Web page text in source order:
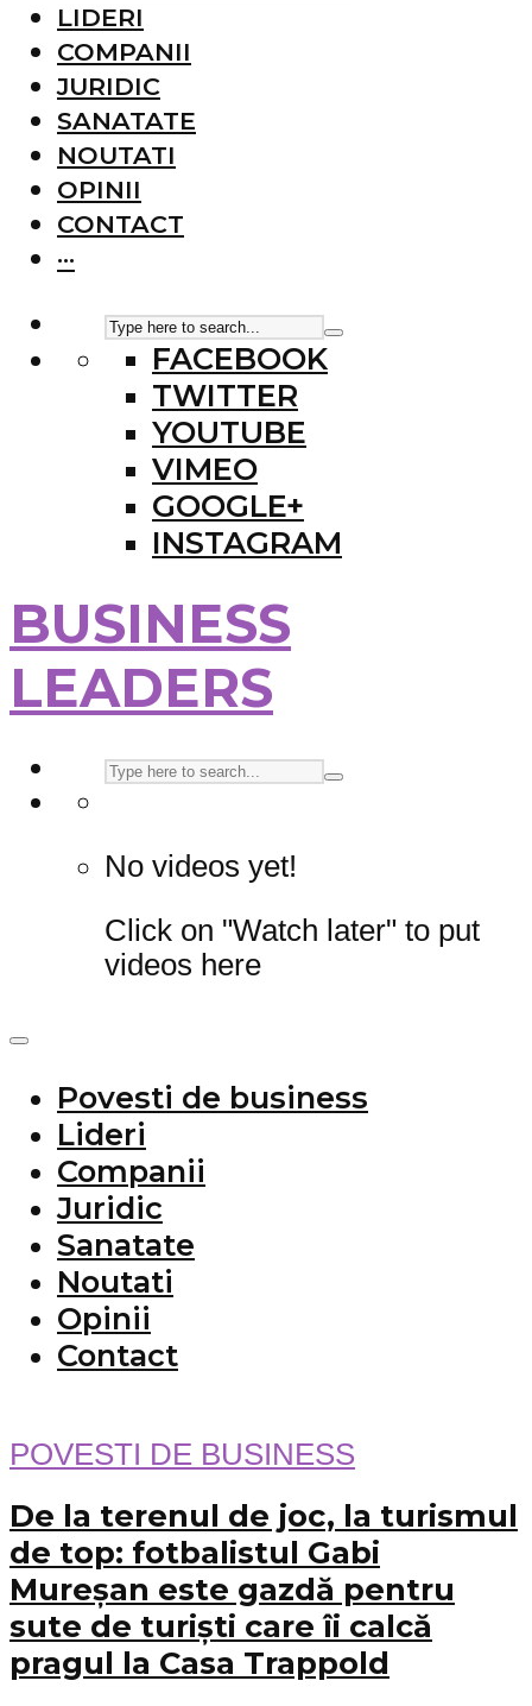
LIDERI
COMPANII
JURIDIC
SANATATE
NOUTATI
OPINII
CONTACT
···
FACEBOOK
TWITTER
YOUTUBE
VIMEO
GOOGLE+
INSTAGRAM
BUSINESS
LEADERS
No videos yet!
Click on "Watch later" to put
videos here
Povesti de business
Lideri
Companii
Juridic
Sanatate
Noutati
Opinii
Contact
POVESTI DE BUSINESS
De la terenul de joc, la turismul
de top: fotbalistul Gabi
Mureșan este gazdă pentru
sute de turiști care îi calcă
pragul la Casa Trappold